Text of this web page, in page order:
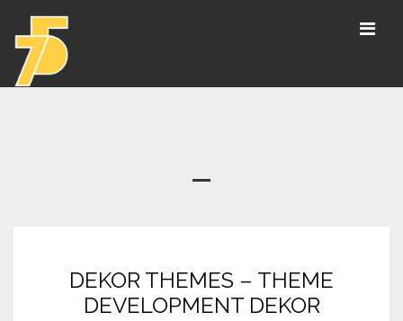
χώροι
εκπαίδευση
DEKOR THEMES – THEME
DEVELOPMENT DEKOR